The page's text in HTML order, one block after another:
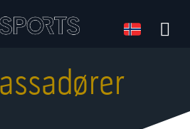
Språk
Språk: